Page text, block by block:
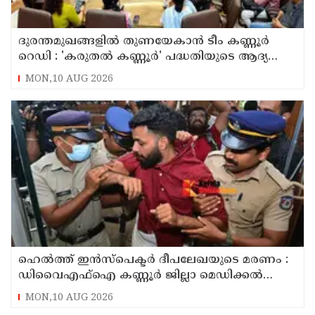
ദുരന്തമുഖങ്ങളിൽ തുണയേകാൻ ടീം കണ്ണൂർ
റെഡി : 'കരുതൽ കണ്ണൂർ' പദ്ധതിയുടെ ആദ്യ
യോഗം ചേർന്നു
MON,10 AUG 2026
ഹെൽത്ത് ഇൻസ്പെക്ടർ ദീപലേഖയുടെ മരണം :
ഡിവൈഎഫ്‌ഐ കണ്ണൂർ ജില്ലാ മെഡിക്കൽ
ഓഫീസ് ഉപരോധിച്ചു
MON,10 AUG 2026